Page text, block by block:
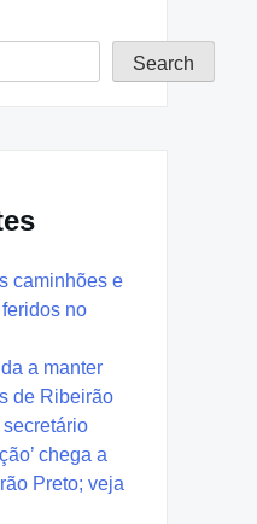
Search
caminhões e
no
a manter
de Ribeirão
chega a
Preto; veja